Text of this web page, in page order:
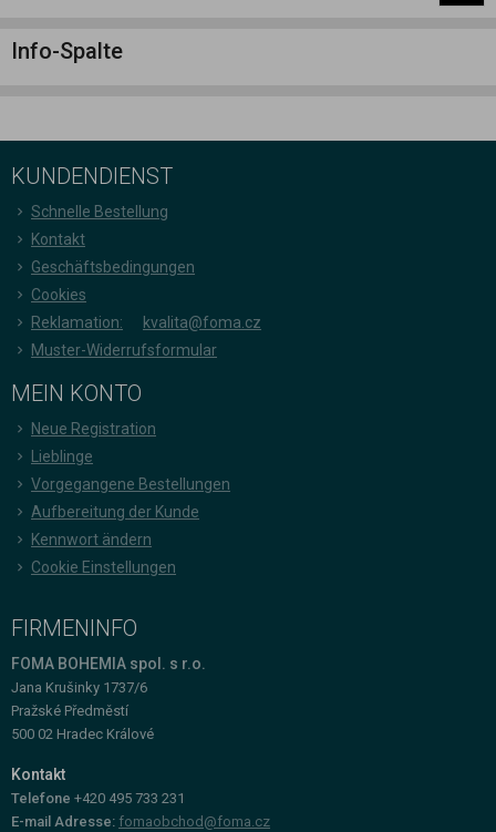
Info-Spalte
KUNDENDIENST
Schnelle Bestellung
Kontakt
Geschäftsbedingungen
Cookies
Reklamation:
kvalita@foma.cz
Muster-Widerrufsformular
MEIN KONTO
Neue Registration
Lieblinge
Vorgegangene Bestellungen
Aufbereitung der Kunde
Kennwort ändern
Cookie Einstellungen
FIRMENINFO
FOMA BOHEMIA spol. s r.o.
Jana Krušinky 1737/6
Pražské Předměstí
500 02 Hradec Králové
Kontakt
Telefone +420 495 733 231
E-mail Adresse: fomaobchod@foma.cz